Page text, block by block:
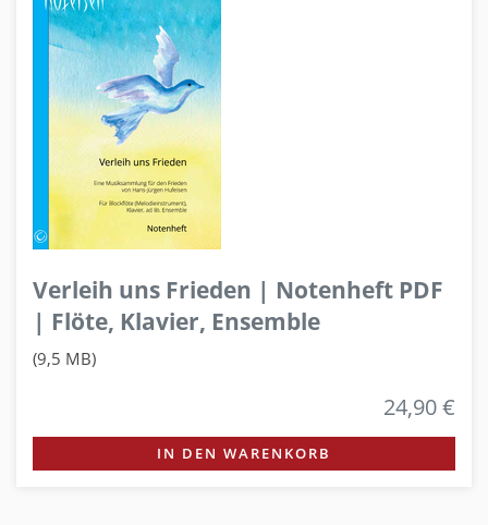
Verleih uns Frieden | Notenheft PDF
| Flöte, Klavier, Ensemble
(9,5 MB)
24,90 €
IN DEN WARENKORB